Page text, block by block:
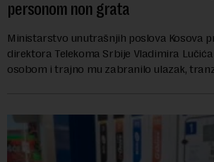
personom non grata
Ministarstvo unutrašnjih poslova Kosova
direktora Telekoma Srbije Vladimira
osobom i trajno mu zabranilo ulazak,